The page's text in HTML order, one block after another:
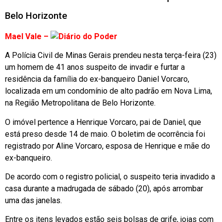
Belo Horizonte
Mael Vale –
A Polícia Civil de Minas Gerais prendeu nesta terça-feira (23)
um homem de 41 anos suspeito de invadir e furtar a
residência da família do ex-banqueiro Daniel Vorcaro,
localizada em um condomínio de alto padrão em Nova Lima,
na Região Metropolitana de Belo Horizonte.
O imóvel pertence a Henrique Vorcaro, pai de Daniel, que
está preso desde 14 de maio. O boletim de ocorrência foi
registrado por Aline Vorcaro, esposa de Henrique e mãe do
ex-banqueiro.
De acordo com o registro policial, o suspeito teria invadido a
casa durante a madrugada de sábado (20), após arrombar
uma das janelas.
Entre os itens levados estão seis bolsas de grife, joias com